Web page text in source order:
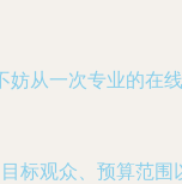
妨从一次专业的在线
标观众、预算范围